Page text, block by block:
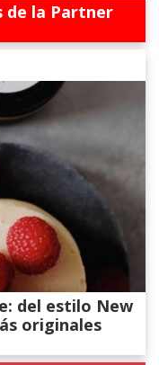
de la Partner
del estilo New
originales